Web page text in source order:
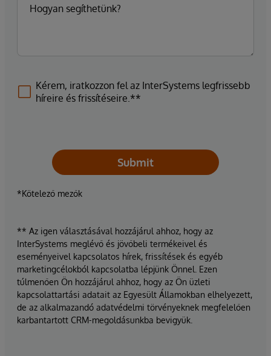
Kérem, iratkozzon fel az InterSystems legfrissebb
híreire és frissítéseire.**
Submit
*Kötelező mezők
** Az igen választásával hozzájárul ahhoz, hogy az
InterSystems meglévő és jövőbeli termékeivel és
eseményeivel kapcsolatos hírek, frissítések és egyéb
marketingcélokból kapcsolatba lépjünk Önnel. Ezen
túlmenően Ön hozzájárul ahhoz, hogy az Ön üzleti
kapcsolattartási adatait az Egyesült Államokban elhelyezett,
de az alkalmazandó adatvédelmi törvényeknek megfelelően
karbantartott CRM-megoldásunkba bevigyük.